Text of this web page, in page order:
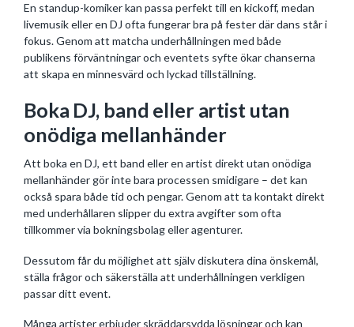
En standup-komiker kan passa perfekt till en kickoff, medan
livemusik eller en DJ ofta fungerar bra på fester där dans står i
fokus. Genom att matcha underhållningen med både
publikens förväntningar och eventets syfte ökar chanserna
att skapa en minnesvärd och lyckad tillställning.
Boka DJ, band eller artist utan
onödiga mellanhänder
Att boka en DJ, ett band eller en artist direkt utan onödiga
mellanhänder gör inte bara processen smidigare – det kan
också spara både tid och pengar. Genom att ta kontakt direkt
med underhållaren slipper du extra avgifter som ofta
tillkommer via bokningsbolag eller agenturer.
Dessutom får du möjlighet att själv diskutera dina önskemål,
ställa frågor och säkerställa att underhållningen verkligen
passar ditt event.
Många artister erbjuder skräddarsydda lösningar och kan